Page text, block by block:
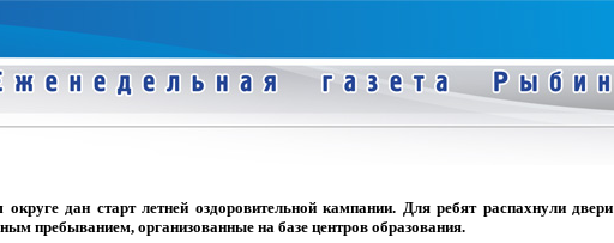
дан старт летней оздоровительной кампании. Для ребят распахнули двери
пребыванием, организованные на базе центров образования.